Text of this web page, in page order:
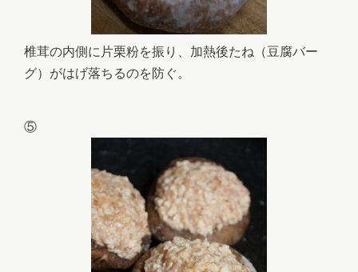
椎茸の内側に片栗粉を振り、加熱後たね（豆腐バー
グ）がはげ落ちるのを防ぐ。
⑤